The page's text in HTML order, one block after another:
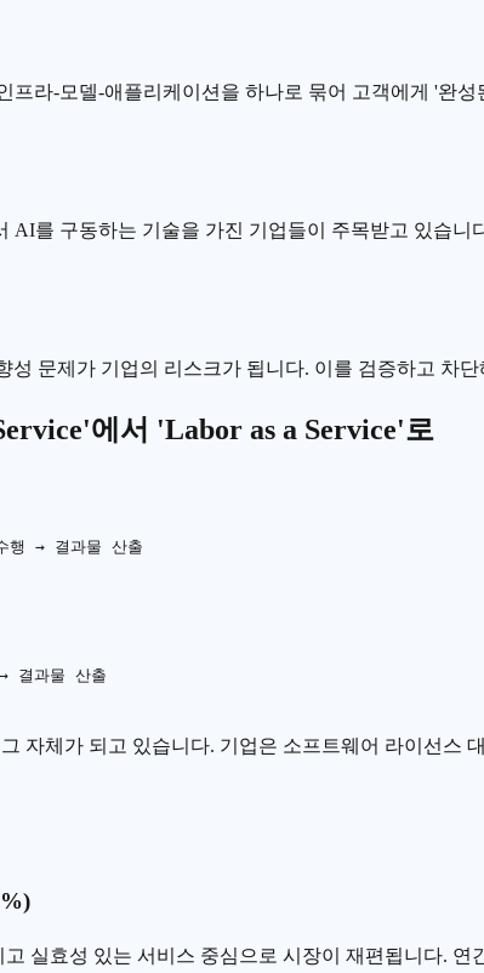
프라-모델-애플리케이션을 하나로 묶어 고객에게 '완
를 구동하는 기술을 가진 기업들이 주목받고 있습
성 문제가 기업의 리스크가 됩니다. 이를 검증하고 차
에서 'Labor as a Service'로
행 → 결과물 산출
결과물 산출
자체가 되고 있습니다. 기업은 소프트웨어 라이선스
실효성 있는 서비스 중심으로 시장이 재편됩니다. 연